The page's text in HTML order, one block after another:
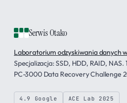
Serwis Otako
Laboratorium odzyskiwania danych
Specjalizacja: SSD, HDD, RAID, NAS.
PC-3000 Data Recovery Challenge
4.9 Google ACE Lab 2025